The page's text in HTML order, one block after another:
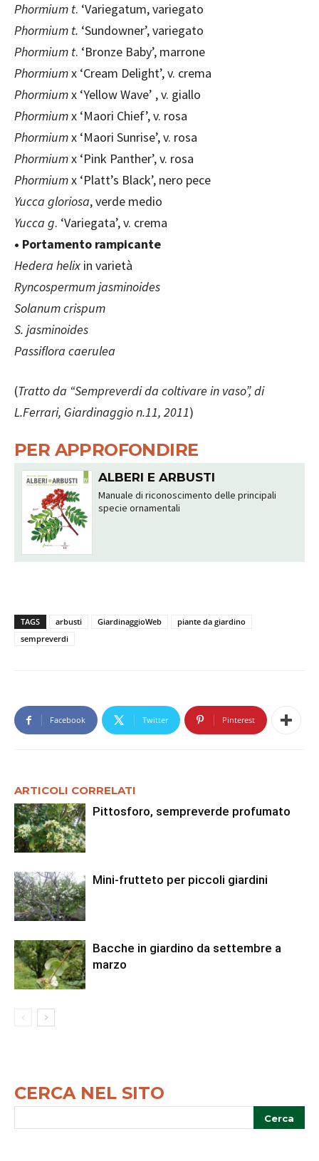
Phormium t. ‘Variegatum, variegato
Phormium t. ‘Sundowner’, variegato
Phormium t. ‘Bronze Baby’, marrone
Phormiumx ‘Cream Delight’, v. crema
Phormiumx ‘Yellow Wave’ , v. giallo
Phormiumx ‘Maori Chief’, v. rosa
Phormiumx ‘Maori Sunrise’, v. rosa
Phormiumx ‘Pink Panther’, v. rosa
Phormiumx ‘Platt’s Black’, nero pece
Yucca gloriosa, verde medio
Yucca g. ‘Variegata’, v. crema
• Portamento rampicante
Hedera helix in varietà
Ryncospermum jasminoides
Solanum crispum
S. jasminoides
Passiflora caerulea
(Tratto da “Sempreverdi da coltivare in vaso”, di
L.Ferrari, Giardinaggio n.11, 2011)
PER APPROFONDIRE
ALBERI E ARBUSTI
Manuale di riconoscimento delle principali
specie ornamentali
TAGS arbusti GiardinaggioWeb
piante da giardino
sempreverdi
Facebook Twitter Pinterest
ARTICOLI CORRELATI
Pittosforo, sempreverde profumato
Mini-frutteto per piccoli giardini
Bacche in giardino da settembre a
marzo
CERCA NEL SITO